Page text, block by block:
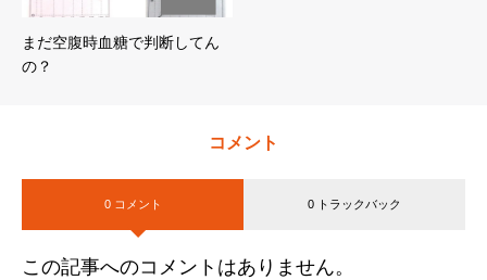
まだ空腹時血糖で判断してん
の？
コメント
0 コメント 0 トラックバック
この記事へのコメントはありません。